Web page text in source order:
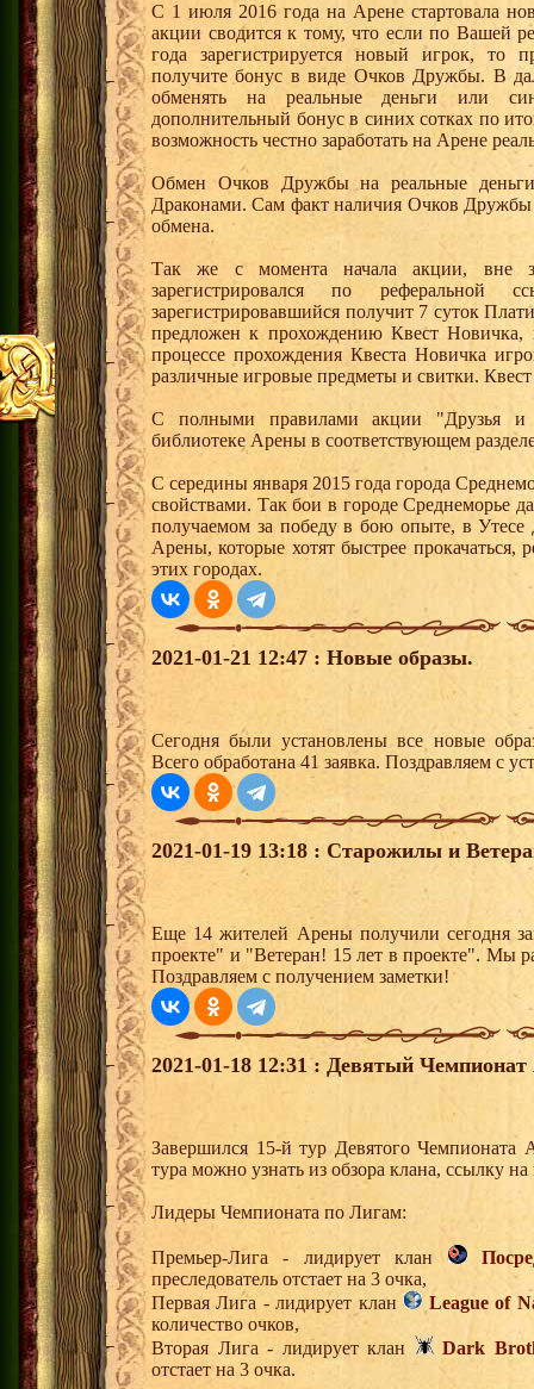
С 1 июля 2016 года на Арене стартовала
акции сводится к тому, что если по Вашей
года зарегистрируется новый игрок,
получите бонус в виде Очков Дружбы. В
обменять на реальные деньги или
дополнительный бонус в синих сотках по
возможность честно заработать на Арене
Обмен Очков Дружбы на реальные деньги
Драконами. Сам факт наличия Очков Дружбы
обмена.
Так же с момента начала акции, вне
зарегистрировался по
зарегистрировавшийся получит 7 суток
предложен к прохождению Квест
процессе прохождения Квеста Новичка
различные игровые предметы и свитки.
С полными правилами акции "Друзья и
библиотеке Арены в соответствующем
С середины января 2015 года города
свойствами. Так бои в городе Среднеморье
получаемом за победу в бою опыте, в
Арены, которые хотят быстрее прокачаться,
этих городах.
2021-01-21 12:47 : Новые образы.
Сегодня были установлены все новые
Всего обработана 41 заявка. Поздравляем с
2021-01-19 13:18 : Старожилы и
Еще 14 жителей Арены получили сегодня
проекте" и "Ветеран! 15 лет в проекте". Мы
Поздравляем с получением заметки!
2021-01-18 12:31 : Девятый
Завершился 15-й тур Девятого
тура можно узнать из обзора клана, ссылку
Лидеры Чемпионата по Лигам:
Премьер-Лига - лидирует клан
преследователь отстает на 3 очка,
Первая Лига - лидирует клан
League of
количество очков,
Вторая Лига - лидирует клан
Dark
отстает на 3 очка.